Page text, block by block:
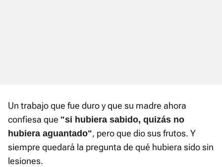
Un trabajo que fue duro y que su madre ahora
confiesa que "si hubiera sabido, quizás no
hubiera aguantado", pero que dio sus frutos. Y
siempre quedará la pregunta de qué hubiera sido sin
lesiones.